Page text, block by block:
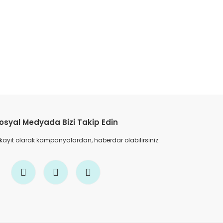
Medyada Bizi Takip Edin
olarak kampanyalardan, haberdar olabilirsiniz.